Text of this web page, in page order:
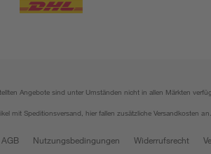
Angebote sind unter Umständen nicht in allen Märkten
mit Speditionsversand, hier fallen zusätzliche Versandkosten an.
AGB Nutzungsbedingungen Widerrufsrecht